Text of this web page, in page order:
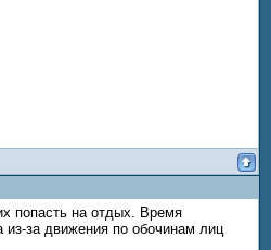
попасть на отдых. Время
из-за движения по обочинам лиц